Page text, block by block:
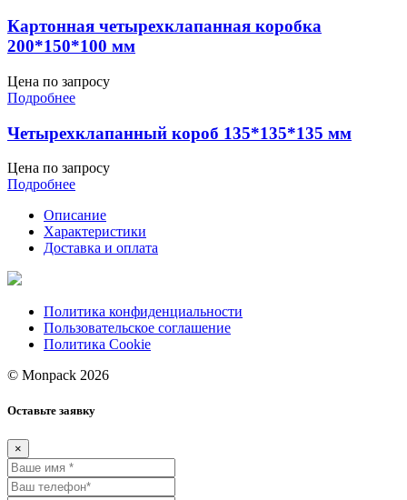
Картонная четырехклапанная коробка
200*150*100 мм
Цена по запросу
Подробнее
Четырехклапанный короб 135*135*135 мм
Цена по запросу
Подробнее
Описание
Характеристики
Доставка и оплата
Политика конфиденциальности
Пользовательское соглашение
Политика Cookie
© Monpack 2026
Оставьте заявку
×